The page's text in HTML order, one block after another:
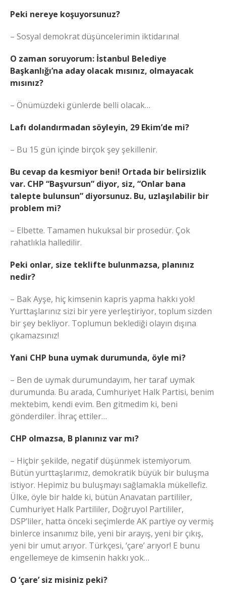
Peki nereye koşuyorsunuz?
– Sosyal demokrat düşüncelerimin iktidarına!
O zaman soruyorum: İstanbul Belediye
Başkanlığı’na aday olacak mısınız, olmayacak
mısınız?
– Önümüzdeki günlerde belli olacak…
Lafı dolandırmadan söyleyin, 29 Ekim’de mi?
– Bu 15 gün içinde birçok şey şekillenir.
Bu cevap da kesmiyor beni! Ortada bir belirsizlik
var. CHP “Başvursun” diyor, siz, “Onlar bana
talepte bulunsun” diyorsunuz. Bu, uzlaşılabilir bir
problem mi?
– Elbette. Tamamen hukuksal bir prosedür. Çok
rahatlıkla halledilir.
Peki onlar, size teklifte bulunmazsa, planınız
nedir?
– Bak Ayşe, hiç kimsenin kapris yapma hakkı yok!
Yurttaşlarınız sizi bir yere yerleştiriyor, toplum sizden
bir şey bekliyor. Toplumun beklediği olayın dışına
çıkamazsınız!
Yani CHP buna uymak durumunda, öyle mi?
– Ben de uymak durumundayım, her taraf uymak
durumunda. Bu arada, Cumhuriyet Halk Partisi, benim
mektebim, kendi evim. Ben gitmedim ki, beni
gönderdiler. İhraç ettiler…
CHP olmazsa, B planınız var mı?
– Hiçbir şekilde, negatif düşünmek istemiyorum.
Bütün yurttaşlarımız, demokratik büyük bir buluşma
istiyor. Hepimiz bu buluşmayı sağlamakla mükellefiz.
Ülke, öyle bir halde ki, bütün Anavatan partililer,
Cumhuriyet Halk Partililer, Doğruyol Partililer,
DSP’liler, hatta önceki seçimlerde AK partiye oy vermiş
binlerce insanımız bile, yeni bir arayış, yeni bir çıkış,
yeni bir umut arıyor. Türkçesi, ‘çare’ arıyor! E bunu
engellemeye de kimsenin hakkı yok…
O ‘çare’ siz misiniz peki?